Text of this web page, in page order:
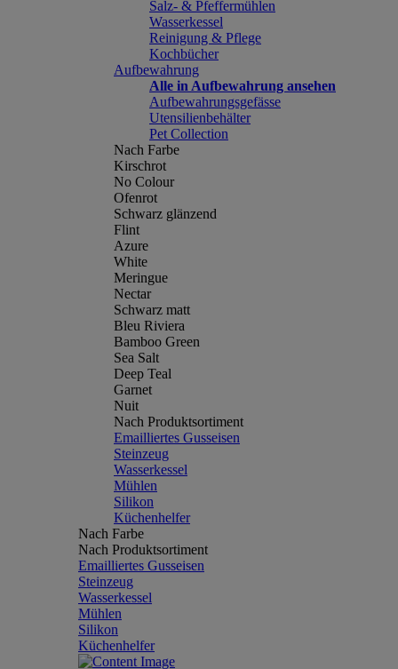
Salz- & Pfeffermühlen
Wasserkessel
Reinigung & Pflege
Kochbücher
Aufbewahrung
Alle in Aufbewahrung ansehen
Aufbewahrungsgefässe
Utensilienbehälter
Pet Collection
Nach Farbe
Kirschrot
No Colour
Ofenrot
Schwarz glänzend
Flint
Azure
White
Meringue
Nectar
Schwarz matt
Bleu Riviera
Bamboo Green
Sea Salt
Deep Teal
Garnet
Nuit
Nach Produktsortiment
Emailliertes Gusseisen
Steinzeug
Wasserkessel
Mühlen
Silikon
Küchenhelfer
Nach Farbe
Nach Produktsortiment
Emailliertes Gusseisen
Steinzeug
Wasserkessel
Mühlen
Silikon
Küchenhelfer